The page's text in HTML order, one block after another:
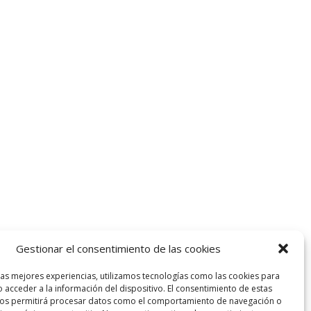
Gestionar el consentimiento de las cookies
mejores experiencias, utilizamos tecnologías como las cookies para
acceder a la información del dispositivo. El consentimiento de estas
permitirá procesar datos como el comportamiento de navegación o